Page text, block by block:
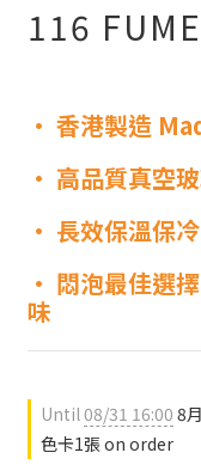
116
• 香港製造
• 高品質真空
• 長效保溫保冷
• 悶泡最佳選
味
Until08/31 16:00 8
色卡1張 on order